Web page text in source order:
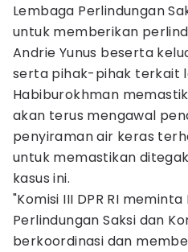
Lembaga Perlindungan
untuk memberikan
Andrie Yunus beserta
serta pihak-pihak terkait
Habiburokhman
akan terus mengawal
penyiraman air keras
untuk memastikan
kasus ini.
"Komisi III DPR RI
Perlindungan Saksi dan
berkoordinasi dan